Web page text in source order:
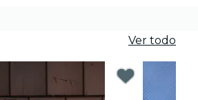
Ver todo